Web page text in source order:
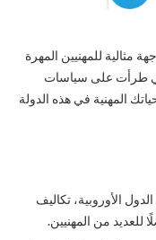
تبرز رومانيا كوجهة مثالية للمهنيين المهرة
طرأت على سياسات
الأمثل لبدء حياتك المهنية في هذه الدولة
الأوروبية، تكاليف
للعديد من المهنيين.